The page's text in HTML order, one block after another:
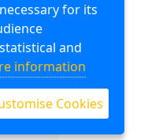
for its
and
information
Cookies